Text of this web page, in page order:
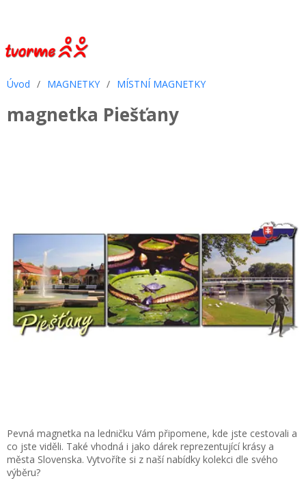
Úvod / MAGNETKY / MÍSTNÍ MAGNETKY
magnetka Piešťany
Pevná magnetka na ledničku Vám připomene, kde jste cestovali a
co jste viděli. Také vhodná i jako dárek reprezentující krásy a
města Slovenska. Vytvoříte si z naší nabídky kolekci dle svého
výběru?